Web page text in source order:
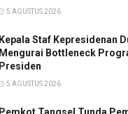
5 AGUSTUS 2026
Kepala Staf Kepresidenan
Mengurai Bottleneck
Presiden
5 AGUSTUS 2026
Pemkot Tangsel Tunda